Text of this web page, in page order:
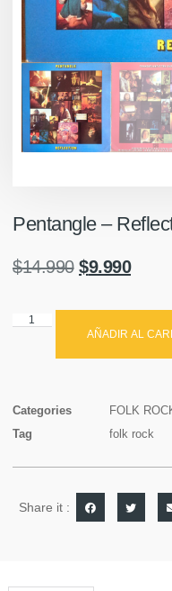
Pentangle ‎–
$14.990 $9.990
AÑADIR AL
Categories FOLK
Tag
folk rock
Share it :